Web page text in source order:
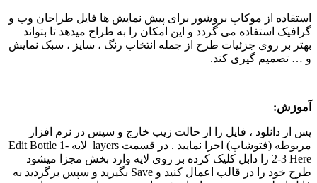
استفاده از موکاپ بروشور برای پیش نمایش ها فایل طراحان وب و
گرافیک استفاده می گردد و این امکان را به طراح میدهد تا بتواند
بهتر بر روی جزئیات طرح از جمله انتخاب رنگ ، سایز ، سبک نمایش
و … تصمیم گیری کند.
آموزش:
پس از دانلود ، فایل را از حالت زیپ خارج و سپس در نرم افزار
مربوطه (فتوشاپ) اجرا نمایید . در قسمت layers لایه Edit Bottle 1-
2-3 Here را دابل کلیک کرده بر روی لایه وارد بخش مجزا میشود
طرح خود را در قالب اعمال کنید و Save بگیرید و سپس برگردید به